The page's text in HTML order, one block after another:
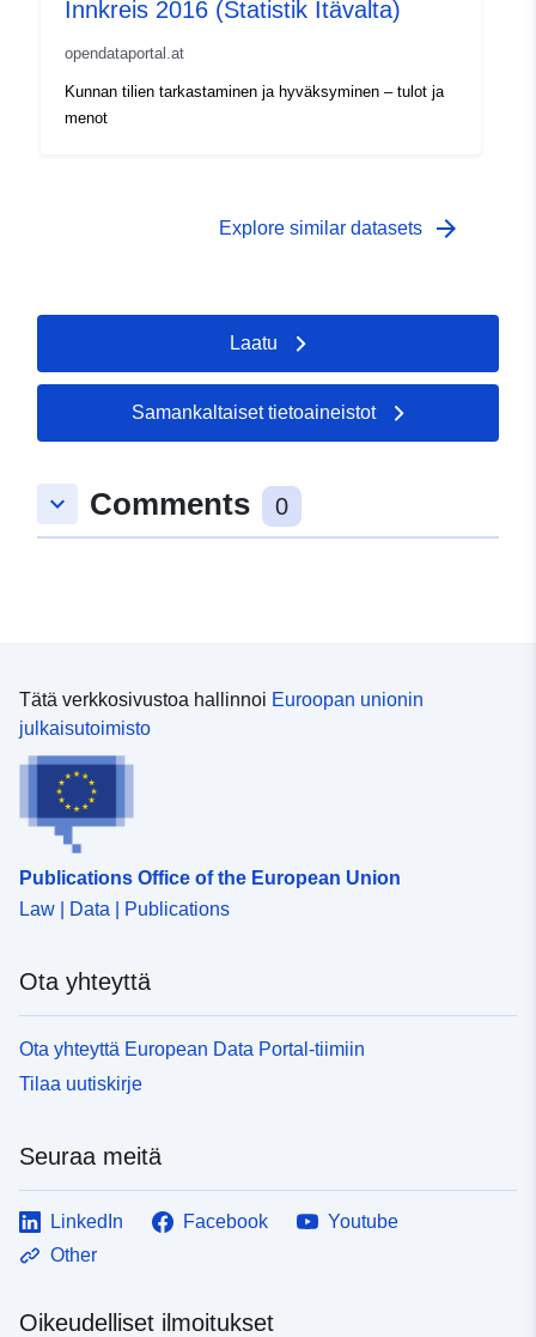
Innkreis 2016 (Statistik Itävalta)
opendataportal.at
Kunnan tilien tarkastaminen ja hyväksyminen – tulot ja
menot
Explore similar datasets arrow_forward
Laatu
Samankaltaiset tietoaineistot
keyboard_arrow_down Comments 0
Tätä verkkosivustoa hallinnoi Euroopan unionin
julkaisutoimisto
Publications Office of the European Union
Law | Data | Publications
Ota yhteyttä
Ota yhteyttä European Data Portal-tiimiin
Tilaa uutiskirje
Seuraa meitä
LinkedIn Facebook
Youtube
Other
Oikeudelliset ilmoitukset